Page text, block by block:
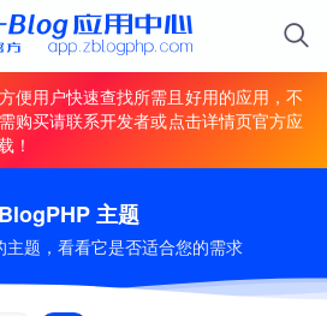
便用户快速查找所需且好用的应用，不
购买请联系开发者或点击详情页官方应
！
主题
主题，看看它是否适合您的需求